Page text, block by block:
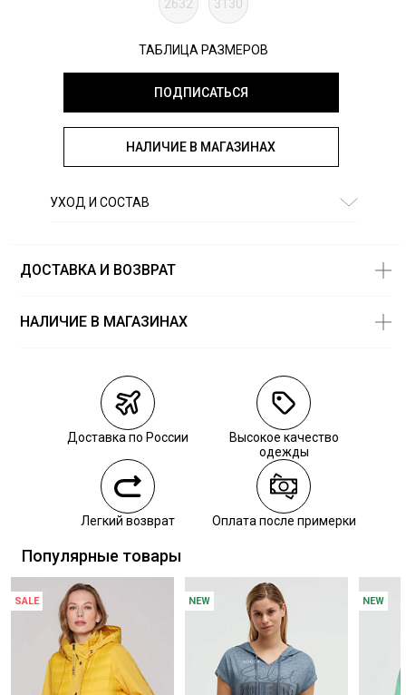
2632 3130
ТАБЛИЦА РАЗМЕРОВ
ПОДПИСАТЬСЯ
НАЛИЧИЕ В МАГАЗИНАХ
УХОД И СОСТАВ
ДОСТАВКА И ВОЗВРАТ
Курьерская доставка СДЭК
Самовывоз из пункта выдачи СДЭК
Самовывоз из наших магазинов
Курьерская доставка СДЭК
Самовывоз из пункта выдачи СДЭК
НАЛИЧИЕ В МАГАЗИНАХ
Доставка по России
Высокое качество
одежды
Легкий возврат Оплата после примерки
Популярные товары
SALE NEW NEW